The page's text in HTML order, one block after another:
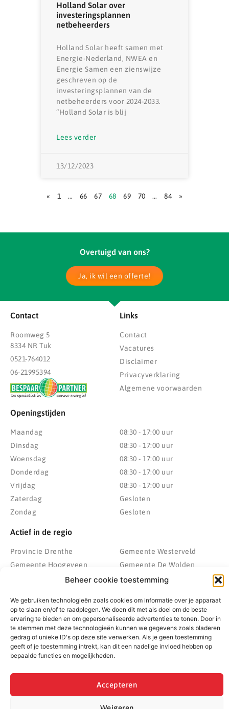
Beheer cookie toestemming
We gebruiken technologieën zoals cookies om informatie over je apparaat
op te slaan en/of te raadplegen. We doen dit met als doel om de beste
ervaring te bieden en om gepersonaliseerde advertenties te tonen. Door in
te stemmen met deze technologieën kunnen we gegevens zoals bladeren
gedrag of unieke ID's op deze site verwerken. Als je geen toestemming
geeft of je toestemming intrekt, kan dit een nadelige invloed hebben op
bepaalde functies en mogelijkheden.
Accepteren
Holland Solar over
investeringsplannen
netbeheerders
Holland Solar heeft samen met
Energie-Nederland, NWEA en
Energie Samen een zienswijze
geschreven op de
investeringsplannen van de
netbeheerders voor 2024-2033.
“Holland Solar is blij
Lees verder
13/12/2023
« 1 … 66 67 68 69 70 … 84 »
Overtuigd van ons?
Ja, ik wil een offerte!
Contact
Roomweg 5
8334 NR Tuk
0521-764012
06-21995394
Links
Contact
Vacatures
Disclaimer
Privacyverklaring
Algemene voorwaarden
Openingstijden
Maandag
Dinsdag
Woensdag
Donderdag
Vrijdag
Zaterdag
Zondag
08:30 - 17:00 uur
08:30 - 17:00 uur
08:30 - 17:00 uur
08:30 - 17:00 uur
08:30 - 17:00 uur
Gesloten
Gesloten
Actief in de regio
Provincie Drenthe
Gemeente Hoogeveen
Gemeente Meppel
Gemeente Noordenveld
Gemeente Noordoostpolder
Gemeente Steenwijkerland
Gemeente Weststellingwerf
Gemeente Westerveld
Gemeente De Wolden
Zwolle
Kampen
Emmeloord
Wolvega
© 2022 - 2026 BespaarPartner | Alle rechten voorbehouden